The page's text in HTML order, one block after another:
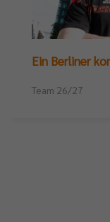
Ein Berliner
Team 26/27